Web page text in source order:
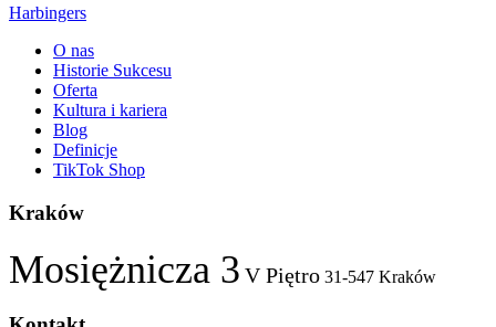
Harbingers
O nas
Historie Sukcesu
Oferta
Kultura i kariera
Blog
Definicje
TikTok Shop
Kraków
Mosiężnicza 3 V Piętro 31-547 Kraków